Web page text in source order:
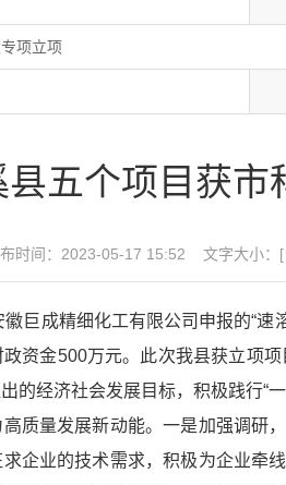
项立项
县五个项目获市
时间：2023-05-17 15:52 文字大小：[
巨成精细化工有限公司申报的“
资金500万元。此次我县获立项
的经济社会发展目标，积极践行“
质量发展新动能。一是加强调研
企业的技术需求，积极为企业牵